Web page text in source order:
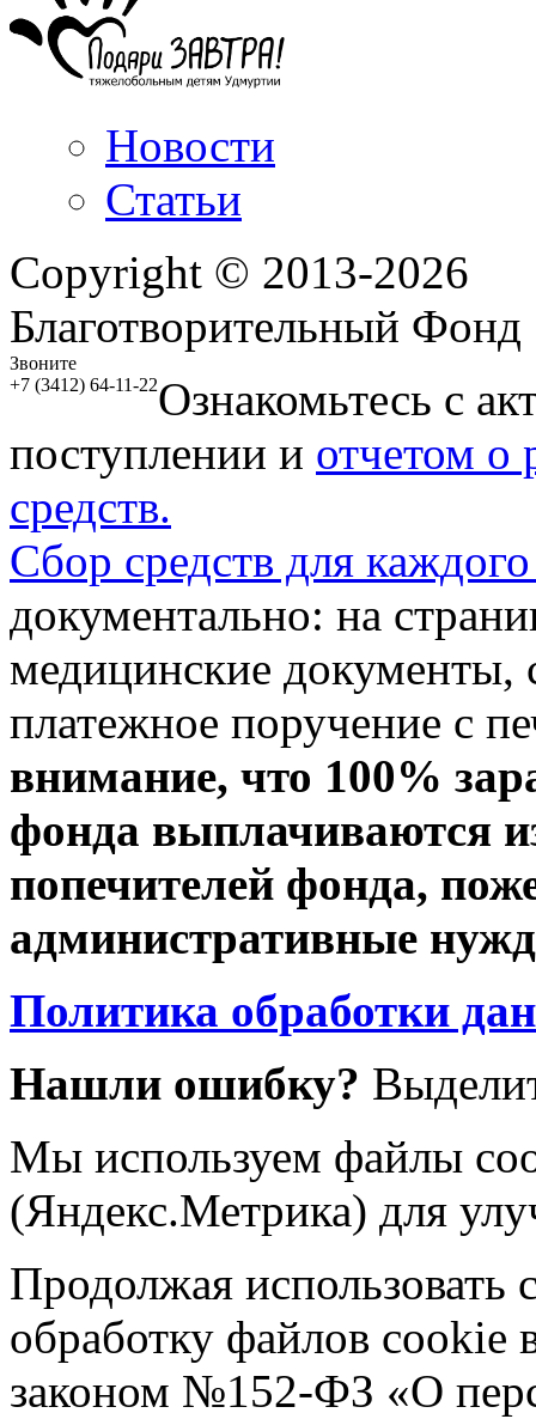
Новости
Статьи
Copyright © 2013-2026
Благотворительный
Звоните
+7 (3412) 64-11-22Ознакомьтесь с
поступлении и отчетом о
средств.
Сбор средств для
документально: на
медицинские документы,
платежное поручение с
внимание, что 100%
фонда выплачиваются
попечителей фонда,
административные
Политика обработки
Нашли ошибку?
Мы используем файлы
(Яндекс.Метрика) для
Продолжая использовать
обработку файлов cookie
законом №152-ФЗ «О